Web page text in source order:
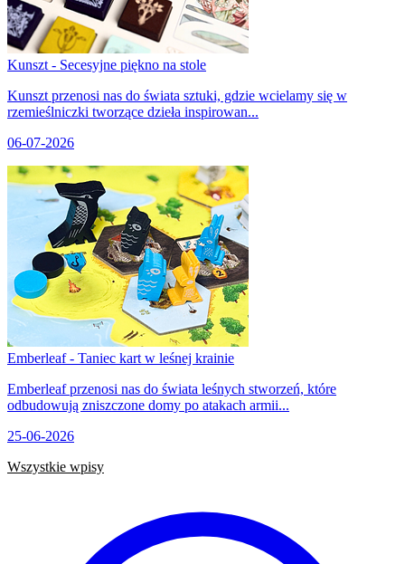
Kunszt - Secesyjne piękno na stole
Kunszt przenosi nas do świata sztuki, gdzie wcielamy się w
rzemieślniczki tworzące dzieła inspirowan...
06-07-2026
Emberleaf - Taniec kart w leśnej krainie
Emberleaf przenosi nas do świata leśnych stworzeń, które
odbudowują zniszczone domy po atakach armii...
25-06-2026
Wszystkie wpisy